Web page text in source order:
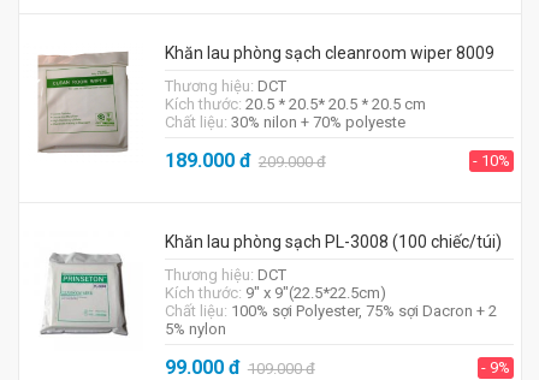
Khăn lau phòng sạch cleanroom wiper 8009
Thương hiệu: DCT
Kích thước: 20.5 * 20.5* 20.5 * 20.5 cm
Chất liệu: 30% nilon + 70% polyeste
189.000đ 209.000đ - 10%
Khăn lau phòng sạch PL-3008 (100 chiếc/túi)
Thương hiệu: DCT
Kích thước: 9″ x 9″(22.5*22.5cm)
Chất liệu: 100% sợi Polyester, 75% sợi Dacron + 2
5% nylon
99.000đ 109.000đ - 9%